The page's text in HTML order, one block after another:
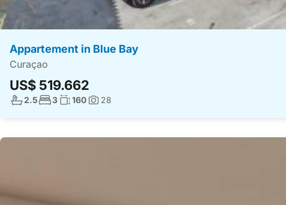
Appartement in Blue Bay
Curaçao
US$ 519.662
Aantal badkamers:
2.5Aantal slaapkamers:
3Woonoppervlakte:
160Foto's:
28